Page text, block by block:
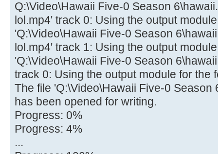
pos);
pos
}
if( !mess.
{
}
bzero
Application
Q:\Video\Hawaii Five-0 Season
lol.mp4' track 0: Using the output
'Q:\Video\Hawaii Five-0 Season
lol.mp4' track 1: Using the output
'Q:\Video\Hawaii Five-0 Season
track 0: Using the output module for the
The file 'Q:\Video\Hawaii Five-0 Season
has been opened for writing.
Progress: 0%
Progress: 4%
...